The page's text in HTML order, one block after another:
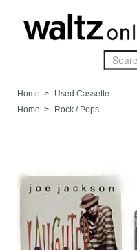
Home >
Used Cassette
Home > Rock / Pops